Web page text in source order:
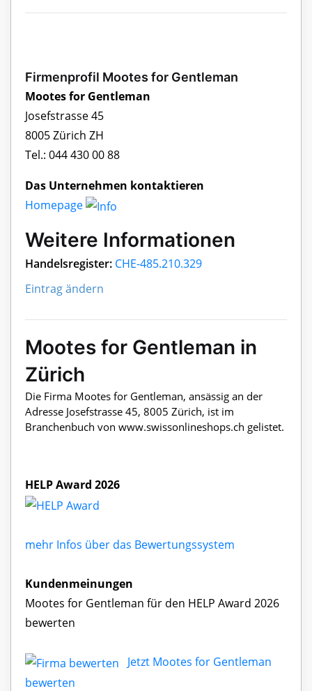
Firmenprofil Mootes for Gentleman
Mootes for Gentleman
Josefstrasse 45
8005 Zürich ZH
Tel.: 044 430 00 88
Das Unternehmen kontaktieren
Homepage
Weitere Informationen
Handelsregister: CHE-485.210.329
Eintrag ändern
Mootes for Gentleman in
Zürich
Die Firma Mootes for Gentleman, ansässig an der
Adresse Josefstrasse 45, 8005 Zürich, ist im
Branchenbuch von www.swissonlineshops.ch gelistet.
HELP Award 2026
mehr Infos über das Bewertungssystem
Kundenmeinungen
Mootes for Gentleman für den HELP Award 2026
bewerten
Jetzt Mootes for Gentleman
bewerten